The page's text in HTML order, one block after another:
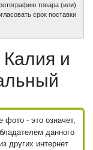
товара (или)
срок поставки
Калия и
фото - это означет,
данного
других интернет